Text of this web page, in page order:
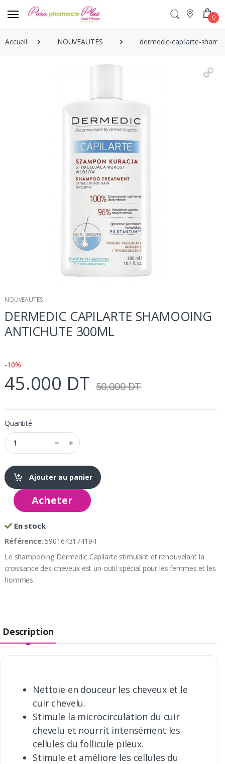
0
Accueil NOUVEAUTES dermedic-capilarte-
NOUVEAUTES
DERMEDIC CAPILARTE SHAMOOING
ANTICHUTE 300ML
-10%
45.000 DT 50.000 DT
Quantité
Ajouter au panier
Acheter
En stock
Référence: 5901643174194
Le shampooing Dermedic Capilarte stimulant et renouvelant la
croissance des cheveux est un outil spécial pour les femmes et les
hommes .
Description
Nettoie en douceur les cheveux et le
cuir chevelu.
Stimule la microcirculation du cuir
chevelu et nourrit intensément les
cellules du follicule pileux.
Stimule et améliore les cellules du